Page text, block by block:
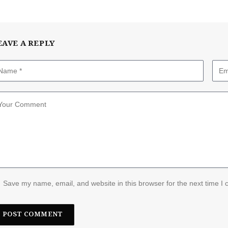
A REPLY
Save my name, email, and website in this browser for the next time I